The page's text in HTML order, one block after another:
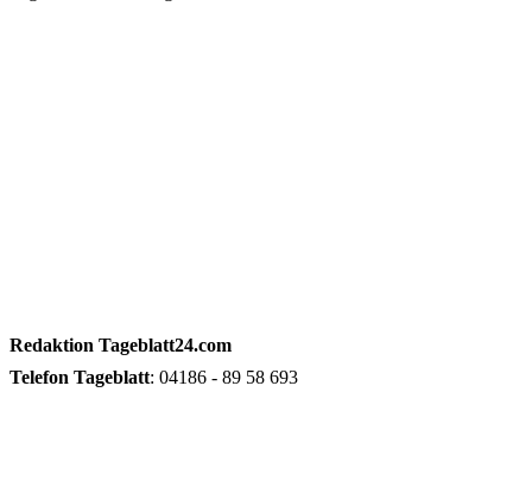
Redaktion Tageblatt24.com
Telefon Tageblatt: 04186 - 89 58 693